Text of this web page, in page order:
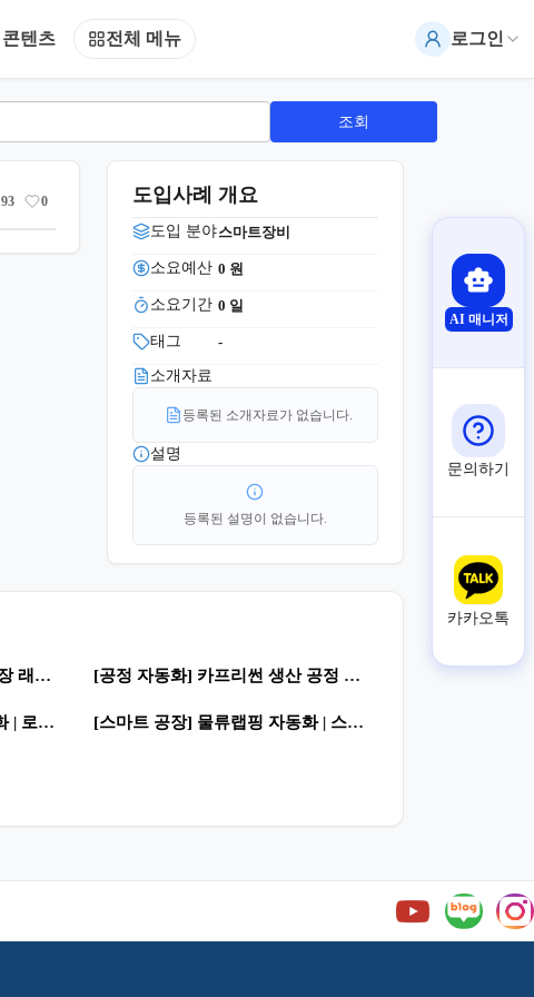
콘텐츠 전체 메뉴 로그인
조회
93 0 도입사례 개요
도입 분야스마트장비
소요예산 0 원
소요기간 0 일
태그
-
소개자료
등록된 소개자료가 없습니다.
설명
등록된 설명이 없습니다.
[제조 자동화] 산분해 간장 공장 래퍼런스 영상 | 제조혁신 · 자동화 공정 [공정 자동화] 카프리썬 생산 공정 래퍼런스 영 | 자율형 공장 · 스마트공장
[제조 자동화] 물류공정 자동화 | 로봇활용 · 스마트공장
51 0
[스마트 공장] 물류랩핑 자동화 | 스마트공장 · 로봇활용
AI 매니저
문의하기
카카오톡